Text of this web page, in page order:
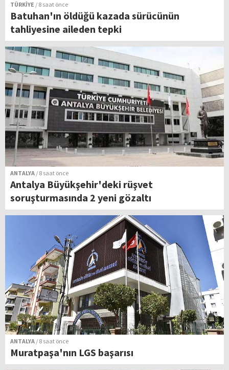
TÜRKİYE / 8 saat önce
Batuhan'ın öldüğü kazada sürücünün
tahliyesine aileden tepki
ANTALYA / 8 saat önce
Antalya Büyükşehir'deki rüşvet
soruşturmasında 2 yeni gözaltı
ANTALYA / 8 saat önce
Muratpaşa'nın LGS başarısı